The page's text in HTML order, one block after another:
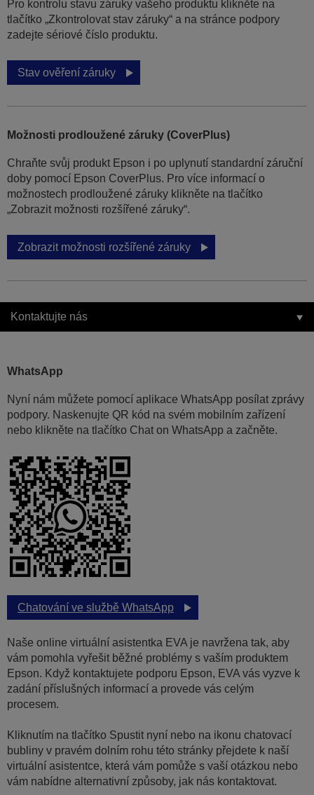
Pro kontrolu stavu záruky vašeho produktu klikněte na
tlačítko „Zkontrolovat stav záruky“ a na stránce podpory
zadejte sériové číslo produktu.
Stav ověření záruky
Možnosti prodloužené záruky (CoverPlus)
Chraňte svůj produkt Epson i po uplynutí standardní záruční
doby pomocí Epson CoverPlus. Pro více informací o
možnostech prodloužené záruky klikněte na tlačítko
„Zobrazit možnosti rozšířené záruky“.
Zobrazit možnosti rozšířené záruky
Kontaktujte nás
WhatsApp
Nyní nám můžete pomocí aplikace WhatsApp posílat zprávy
podpory. Naskenujte QR kód na svém mobilním zařízení
nebo klikněte na tlačítko Chat on WhatsApp a začněte.
Chatování ve službě WhatsApp
Naše online virtuální asistentka EVA je navržena tak, aby
vám pomohla vyřešit běžné problémy s vaším produktem
Epson. Když kontaktujete podporu Epson, EVA vás vyzve k
zadání příslušných informací a provede vás celým
procesem.
Kliknutím na tlačítko Spustit nyní nebo na ikonu chatovací
bubliny v pravém dolním rohu této stránky přejdete k naší
virtuální asistentce, která vám pomůže s vaší otázkou nebo
vám nabídne alternativní způsoby, jak nás kontaktovat.